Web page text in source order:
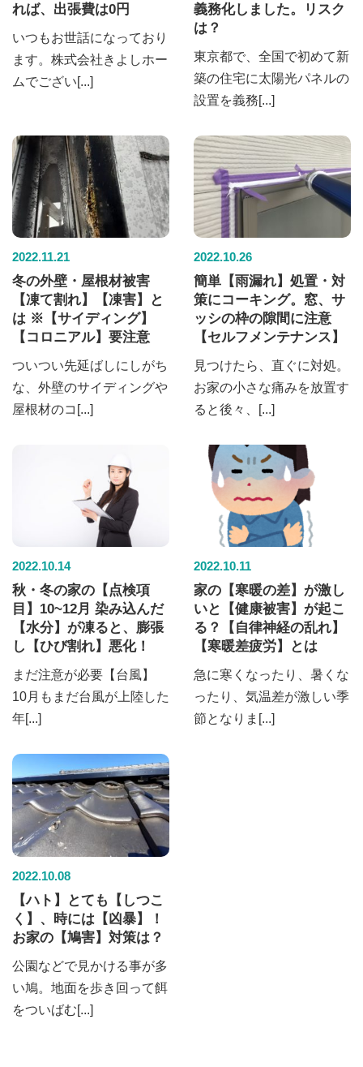
れば、出張費は0円
いつもお世話になっており
ます。株式会社きよしホー
ムでござい[...]
義務化しました。リスク
は？
東京都で、全国で初めて新
築の住宅に太陽光パネルの
設置を義務[...]
2022.11.21
冬の外壁・屋根材被害
【凍て割れ】【凍害】と
は ※【サイディング】
【コロニアル】要注意
ついつい先延ばしにしがち
な、外壁のサイディングや
屋根材のコ[...]
2022.10.26
簡単【雨漏れ】処置・対
策にコーキング。窓、サ
ッシの枠の隙間に注意
【セルフメンテナンス】
見つけたら、直ぐに対処。
お家の小さな痛みを放置す
ると後々、[...]
2022.10.14
秋・冬の家の【点検項
目】10~12月 染み込んだ
【水分】が凍ると、膨張
し【ひび割れ】悪化！
まだ注意が必要【台風】
10月もまだ台風が上陸した
年[...]
2022.10.11
家の【寒暖の差】が激し
いと【健康被害】が起こ
る？【自律神経の乱れ】
【寒暖差疲労】とは
急に寒くなったり、暑くな
ったり、気温差が激しい季
節となりま[...]
2022.10.08
【ハト】とても【しつこ
く】、時には【凶暴】！
お家の【鳩害】対策は？
公園などで見かける事が多
い鳩。地面を歩き回って餌
をついばむ[...]